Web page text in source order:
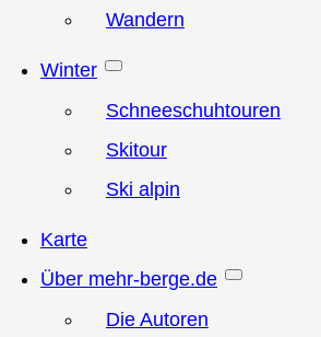
Wandern
Winter
Schneeschuhtouren
Skitour
Ski alpin
Karte
Über mehr-berge.de
Die Autoren